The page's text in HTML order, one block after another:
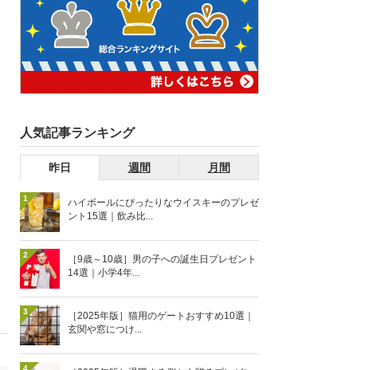
人気記事ランキング
昨日 週間 月間
1
ハイボールにぴったりなウイスキーのプレゼ
ント15選｜飲み比...
2
［9歳～10歳］男の子への誕生日プレゼント
14選｜小学4年...
3
［2025年版］猫用のゲートおすすめ10選｜
玄関や窓につけ...
4